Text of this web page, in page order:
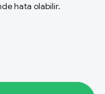
hata olabilir.